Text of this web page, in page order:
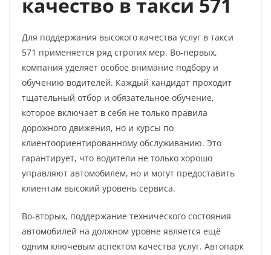
качество в такси 571
Для поддержания высокого качества услуг в такси
571 применяется ряд строгих мер. Во-первых,
компания уделяет особое внимание подбору и
обучению водителей. Каждый кандидат проходит
тщательный отбор и обязательное обучение,
которое включает в себя не только правила
дорожного движения, но и курсы по
клиентоориентированному обслуживанию. Это
гарантирует, что водители не только хорошо
управляют автомобилем, но и могут предоставить
клиентам высокий уровень сервиса.
Во-вторых, поддержание технического состояния
автомобилей на должном уровне является ещё
одним ключевым аспектом качества услуг. Автопарк